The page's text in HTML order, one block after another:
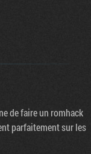
de faire un romhack
parfaitement sur les